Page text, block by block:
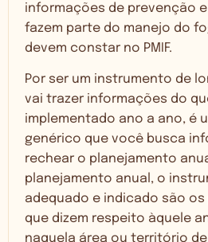
informações de prevenção
fazem parte do manejo do
devem constar no PMIF.
Por ser um instrumento de
vai trazer informações do
implementado ano a ano, é
genérico que você busca
rechear o planejamento
planejamento anual, o
adequado e indicado são
que dizem respeito àquele
naquela área ou território